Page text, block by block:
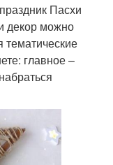
Пасхи
декор можно
тематические
главное –